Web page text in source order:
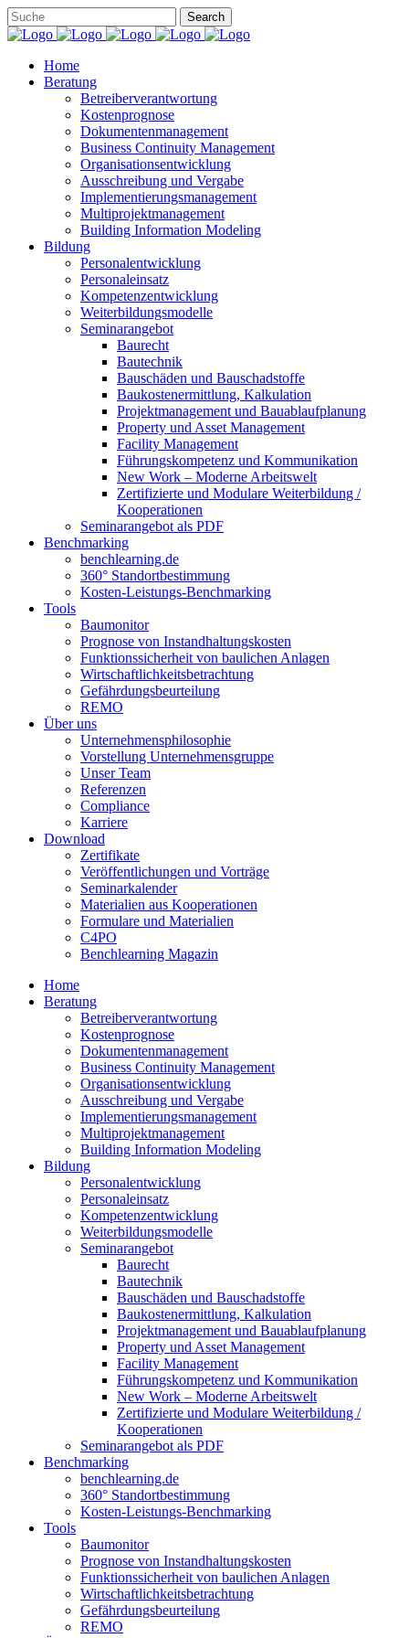
Home
Beratung
Betreiberverantwortung
Kostenprognose
Dokumentenmanagement
Business Continuity Management
Organisationsentwicklung
Ausschreibung und Vergabe
Implementierungsmanagement
Multiprojektmanagement
Building Information Modeling
Bildung
Personalentwicklung
Personaleinsatz
Kompetenzentwicklung
Weiterbildungsmodelle
Seminarangebot
Baurecht
Bautechnik
Bauschäden und Bauschadstoffe
Baukostenermittlung, Kalkulation
Projektmanagement und Bauablaufplanung
Property und Asset Management
Facility Management
Führungskompetenz und Kommunikation
New Work – Moderne Arbeitswelt
Zertifizierte und Modulare Weiterbildung /
Kooperationen
Seminarangebot als PDF
Benchmarking
benchlearning.de
360° Standortbestimmung
Kosten-Leistungs-Benchmarking
Tools
Baumonitor
Prognose von Instandhaltungskosten
Funktionssicherheit von baulichen Anlagen
Wirtschaftlichkeitsbetrachtung
Gefährdungsbeurteilung
REMO
Über uns
Unternehmensphilosophie
Vorstellung Unternehmensgruppe
Unser Team
Referenzen
Compliance
Karriere
Download
Zertifikate
Veröffentlichungen und Vorträge
Seminarkalender
Materialien aus Kooperationen
Formulare und Materialien
C4PO
Benchlearning Magazin
Home
Beratung
Betreiberverantwortung
Kostenprognose
Dokumentenmanagement
Business Continuity Management
Organisationsentwicklung
Ausschreibung und Vergabe
Implementierungsmanagement
Multiprojektmanagement
Building Information Modeling
Bildung
Personalentwicklung
Personaleinsatz
Kompetenzentwicklung
Weiterbildungsmodelle
Seminarangebot
Baurecht
Bautechnik
Bauschäden und Bauschadstoffe
Baukostenermittlung, Kalkulation
Projektmanagement und Bauablaufplanung
Property und Asset Management
Facility Management
Führungskompetenz und Kommunikation
New Work – Moderne Arbeitswelt
Zertifizierte und Modulare Weiterbildung /
Kooperationen
Seminarangebot als PDF
Benchmarking
benchlearning.de
360° Standortbestimmung
Kosten-Leistungs-Benchmarking
Tools
Baumonitor
Prognose von Instandhaltungskosten
Funktionssicherheit von baulichen Anlagen
Wirtschaftlichkeitsbetrachtung
Gefährdungsbeurteilung
REMO